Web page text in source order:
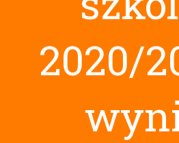
2020/